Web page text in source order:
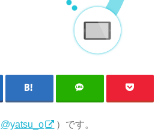
@yatsu_o ）です。